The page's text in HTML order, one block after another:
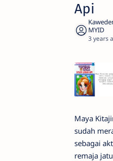
Api
3 years
Maya
sudah
sebagai
remaja